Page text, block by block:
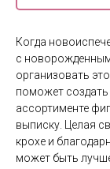
Когда
с
организовать
поможет
ассортименте
выписку. Целая
крохе и
может быть